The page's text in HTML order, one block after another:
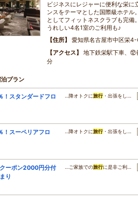
ビジネスにレジャーに便利な栄に
ンスをテーマとした国際級ホテル
としてフィットネスクラブも完備
うれしい4名1室のご利用も♪
住所
愛知県名古屋市中区栄
アクセス
地下鉄栄駅下車、⑫
分
泊プラン
！スタンダードフロ
…降オトクに旅行・出張をし…
！スーペリアフロ
…降オトクに旅行・出張をし…
クーポン2000円分付
り
…ご家族での旅行に是非ご利…